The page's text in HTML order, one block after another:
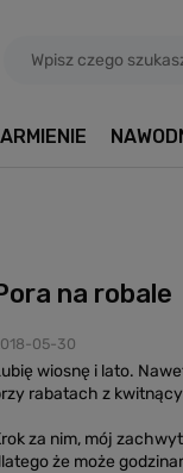
na robale
05-30
wiosnę i lato.
rabatach z
za nim, mój
że może